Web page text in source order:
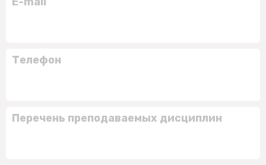
Телефон
Перечень преподаваемых дисциплин